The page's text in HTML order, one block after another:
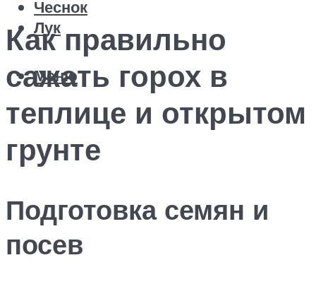
Чеснок
Лук
Меню
Как правильно
сажать горох в
теплице и открытом
грунте
Подготовка семян и
посев